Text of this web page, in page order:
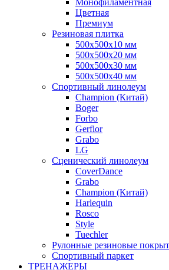
Монофиламентная
Цветная
Премиум
Резиновая плитка
500х500х10 мм
500х500х20 мм
500х500х30 мм
500х500х40 мм
Спортивный линолеум
Champion (Китай)
Boger
Forbo
Gerflor
Grabo
LG
Сценический линолеум
CoverDance
Grabo
Champion (Китай)
Harlequin
Rosco
Style
Tuechler
Рулонные резиновые
Спортивный паркет
ТРЕНАЖЕРЫ